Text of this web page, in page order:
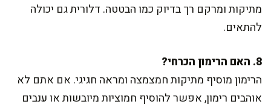
מתיקות ומרקם רך בדיוק כמו הבטטה. דלורית גם יכולה
להתאים.
8. האם הרימון הכרחי?
הרימון מוסיף מתיקות חמצמצה ומראה חגיגי. אם אתם לא
אוהבים רימון, אפשר להוסיף חמוציות מיובשות או ענבים